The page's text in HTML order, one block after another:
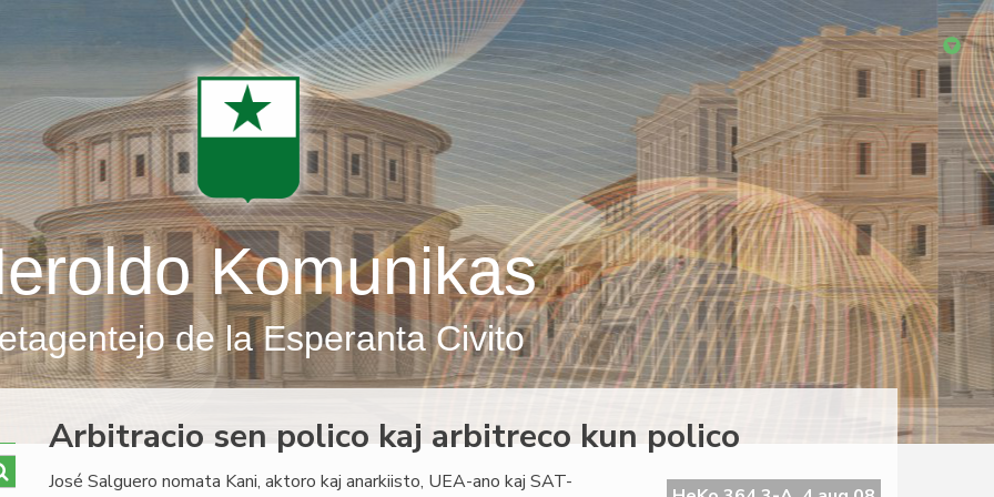
Komunikas
de la Esperanta Civito
Arbitracio sen polico kaj arbitreco kun polico
José Salguero nomata Kani, aktoro kaj anarkiisto, UEA-ano kaj SAT-